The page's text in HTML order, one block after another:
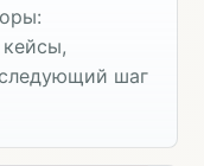
кейсы,
шаг